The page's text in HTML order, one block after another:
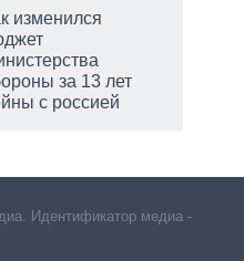
изменился
за 13 лет
с россией
Идентификатор медиа –